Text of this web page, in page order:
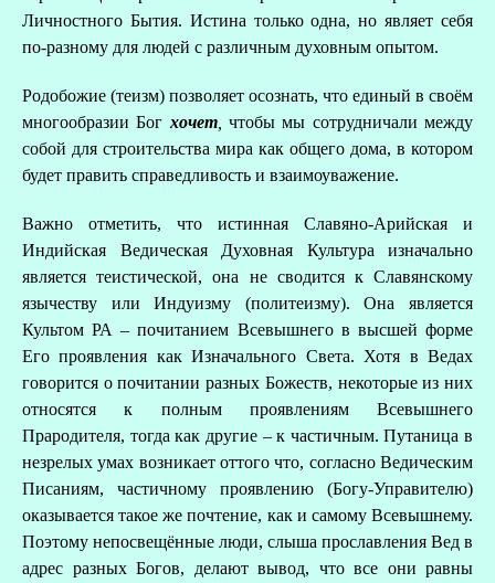
Личностного Бытия. Истина только одна, но являет себя
по-разному для людей с различным духовным опытом.
Родобожие (теизм) позволяет осознать, что единый в своём
многообразии Богхочет, чтобы мы сотрудничали между
собой для строительства мира как общего дома, в котором
будет править справедливость и взаимоуважение.
Важно отметить, что истинная Славяно-Арийская и
Индийская Ведическая Духовная Культура изначально
является теистической, она не сводится к Славянскому
язычеству или Индуизму (политеизму). Она является
Культом РА – почитанием Всевышнего в высшей форме
Его проявления как Изначального Света. Хотя в Ведах
говорится о почитании разных Божеств, некоторые из них
относятся к полным проявлениям Всевышнего
Прародителя, тогда как другие – к частичным. Путаница в
незрелых умах возникает оттого что, согласно Ведическим
Писаниям, частичному проявлению (Богу-Управителю)
оказывается такое же почтение, как и самому Всевышнему.
Поэтому непосвещённые люди, слыша прославления Вед в
адрес разных Богов, делают вывод, что все они равны